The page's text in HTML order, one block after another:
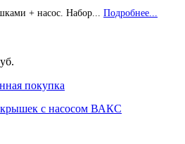
+ насос. Набор... Подробнее...
покупка
с насосом ВАКС